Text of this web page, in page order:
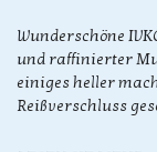
Wunderschöne
und raffinierter
einiges heller
Reißverschluss